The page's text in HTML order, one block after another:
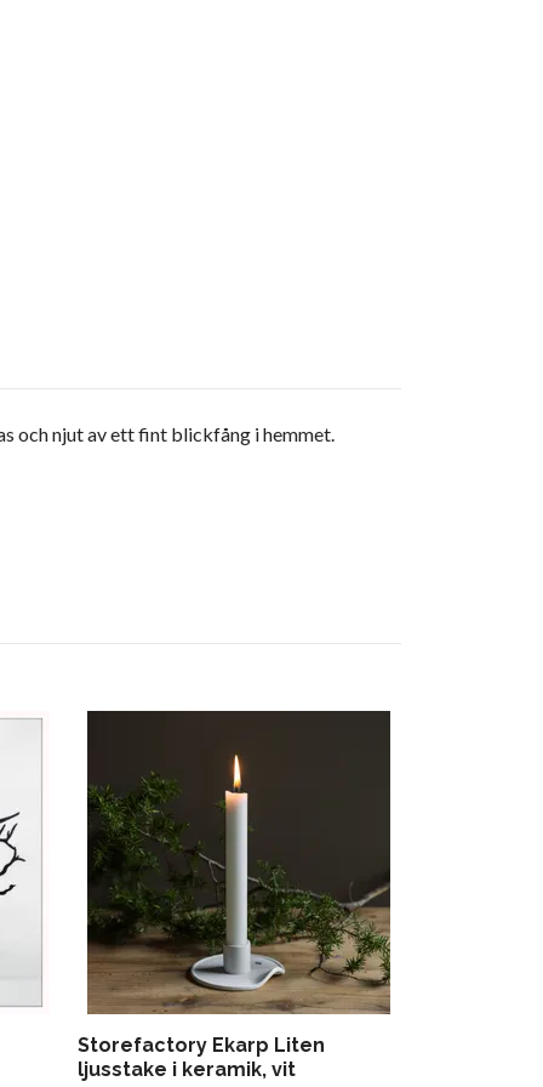
och njut av ett fint blickfång i hemmet.
Storefactory Ekarp Liten
ljusstake i keramik, vit